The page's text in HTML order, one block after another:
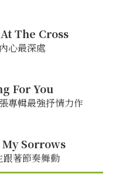
The Cross
心最深處
For You
專輯最強抒情力作
My Sorrows
跟著節奏舞動